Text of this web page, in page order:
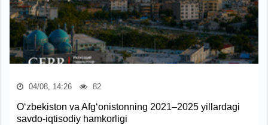
04/08, 14:26 82
O‘zbekiston va Afg‘onistonning 2021–2025 yillardagi
savdo-iqtisodiy hamkorligi